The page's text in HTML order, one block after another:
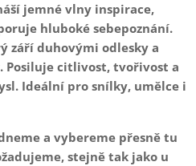
jemné vlny inspirace,
hluboké sebepoznání.
září duhovými odlesky a
Posiluje citlivost, tvořivost a
Ideální pro snílky, umělce i
a vybereme přesně tu
stejně tak jako u